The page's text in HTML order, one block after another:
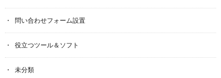
問い合わせフォーム設置
役立つツール＆ソフト
未分類